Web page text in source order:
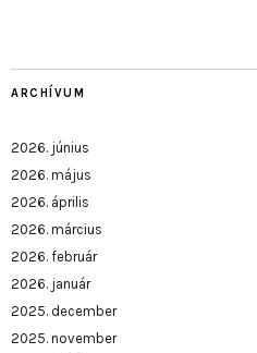
ARCHÍVUM
2026. június
2026. május
2026. április
2026. március
2026. február
2026. január
2025. december
2025. november